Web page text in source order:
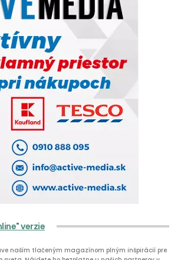
verzie
naším tlačeným magazínom plným inšpirácií pre